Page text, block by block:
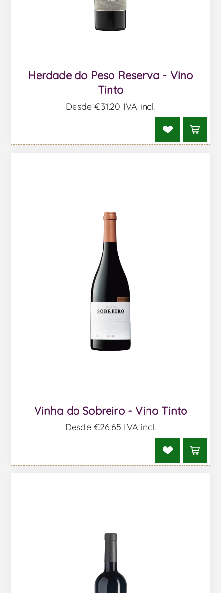
Herdade do Peso Reserva - Vino
Tinto
Desde €31,20 IVA incl.
Vinha do Sobreiro - Vino Tinto
Desde €26,65 IVA incl.